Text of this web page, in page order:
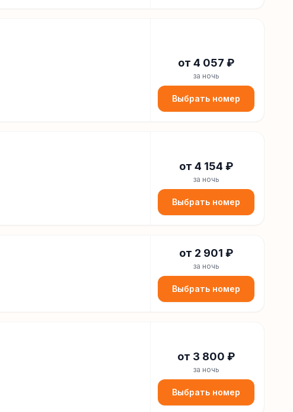
от 4 057 ₽
за ночь
Выбрать номер
от 4 154 ₽
за ночь
Выбрать номер
от 2 901 ₽
за ночь
Выбрать номер
от 3 800 ₽
за ночь
Выбрать номер